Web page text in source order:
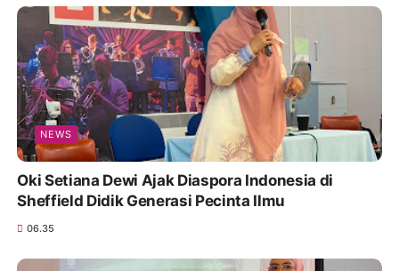
NEWS
Oki Setiana Dewi Ajak Diaspora Indonesia di
Sheffield Didik Generasi Pecinta Ilmu
06.35